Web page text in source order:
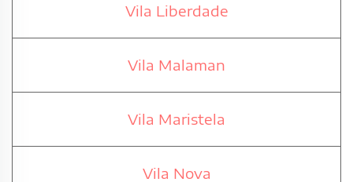
Vila Liberdade
Vila Malaman
Vila Maristela
Vila Nova